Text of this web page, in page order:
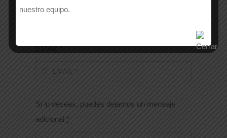
EMAIL*
Si lo deseas, puedes dejarnos un mensaje
adicional *
nuestro equipo.